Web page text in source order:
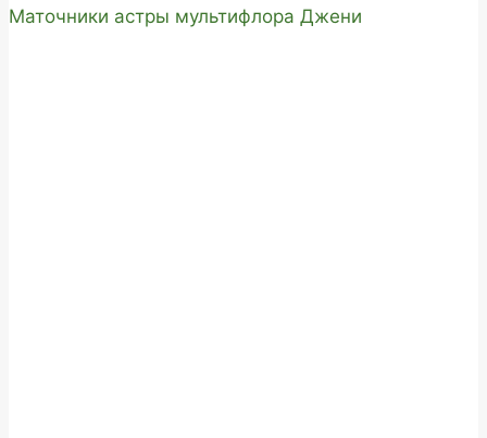
Маточники астры мультифлора Джени